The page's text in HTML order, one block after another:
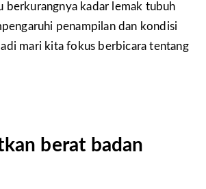
berkurangnya kadar lemak tubuh
penampilan dan kondisi
mari kita fokus berbicara tentang
berat badan